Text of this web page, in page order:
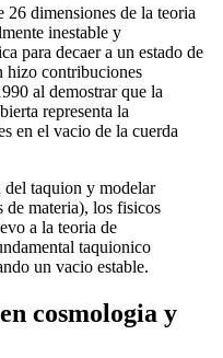
26 dimensiones de la teoria
inestable y
para decaer a un estado de
hizo contribuciones
al demostrar que la
representa la
en el vacio de la cuerda
del taquion y modelar
de materia), los fisicos
a la teoria de
taquionico
un vacio estable.
cosmologia y